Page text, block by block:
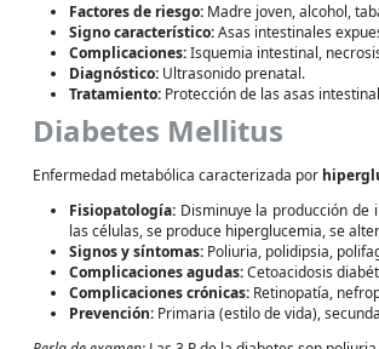
Factores de riesgo: Madre joven, alcohol,
Signo característico:Asas intestinales
Complicaciones:Isquemia intestinal,
Diagnóstico: Ultrasonido prenatal.
Tratamiento: Protección de las asas
Diabetes Mellitus
Enfermedad metabólica caracterizada por
Fisiopatología: Disminuye la producción de
las células, se produce hiperglucemia, se
Signos y síntomas: Poliuria, polidipsia,
Complicaciones agudas:Cetoacidosis
Complicaciones crónicas: Retinopatía,
Prevención: Primaria (estilo de vida),